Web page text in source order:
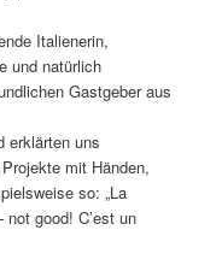
Italienerin,
und natürlich
Gastgeber aus
erklärten uns
mit Händen,
so: „La
good! C’est un